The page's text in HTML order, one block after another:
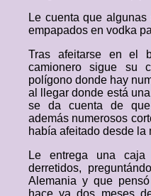
Le cuenta que
empapados en vodka
Tras afeitarse en el
camionero sigue su
polígono donde hay
al llegar donde está
se da cuenta de
además numerosos
había afeitado desde la
Le entrega una
derretidos,
Alemania y que
hace ya dos meses